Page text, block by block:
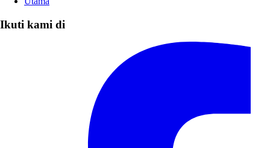
Ikuti kami di